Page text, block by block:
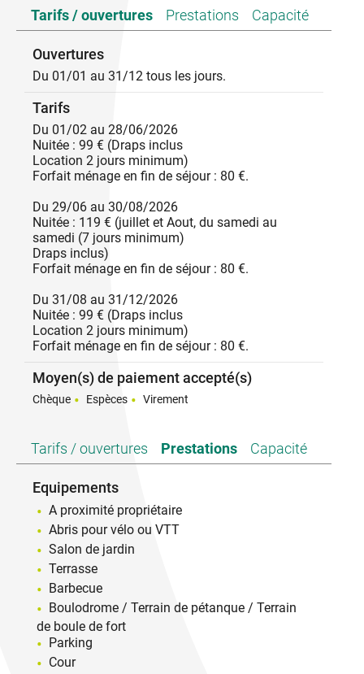
séjour/salon un WC indépendant, à l'étage: la salle
de bain, 3 chambres 2 avec lit 140 cm, et 1 plus
ombragée bien exposée, Salon de jardin, Barbecue.
Au bord de la rivière.
Tarifs / ouvertures Prestations Capacité
Ouvertures
Du 01/01 au 31/12 tous les jours.
Tarifs
Du 01/02 au 28/06/2026
Nuitée : 99 € (Draps inclus
Location 2 jours minimum)
Forfait ménage en fin de séjour : 80 €.
Du 29/06 au 30/08/2026
Nuitée : 119 € (juillet et Aout, du samedi au
samedi (7 jours minimum)
Draps inclus)
Forfait ménage en fin de séjour : 80 €.
Du 31/08 au 31/12/2026
Nuitée : 99 € (Draps inclus
Location 2 jours minimum)
Forfait ménage en fin de séjour : 80 €.
Moyen(s) de paiement accepté(s)
Chèque Espèces Virement
Tarifs / ouvertures Prestations Capacité
Equipements
A proximité propriétaire
Abris pour vélo ou VTT
Salon de jardin
Terrasse
Barbecue
Boulodrome / Terrain de pétanque / Terrain
de boule de fort
Parking
Cour